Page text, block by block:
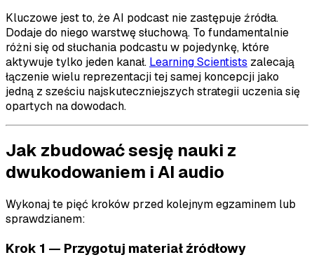
Kluczowe jest to, że AI podcast nie zastępuje źródła.
Dodaje do niego warstwę słuchową. To fundamentalnie
różni się od słuchania podcastu w pojedynkę, które
aktywuje tylko jeden kanał. Learning Scientists zalecają
łączenie wielu reprezentacji tej samej koncepcji jako
jedną z sześciu najskuteczniejszych strategii uczenia się
opartych na dowodach.
Jak zbudować sesję nauki z
dwukodowaniem i AI audio
Wykonaj te pięć kroków przed kolejnym egzaminem lub
sprawdzianem:
Krok 1 — Przygotuj materiał źródłowy